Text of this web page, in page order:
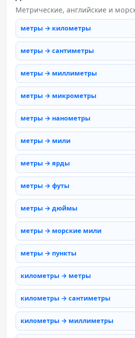
Метрические, английские и
метры → километры
метры → сантиметры
метры → миллиметры
метры → микрометры
метры → нанометры
метры → мили
метры → ярды
метры → футы
метры → дюймы
метры → морские мили
метры → пункты
километры → метры
километры → сантиметры
километры → миллиметры